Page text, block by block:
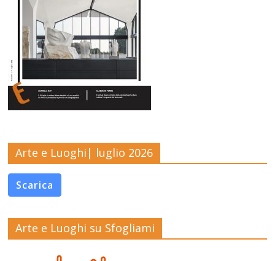
Arte e Luoghi| luglio 2026
Scarica
Arte e Luoghi su Sfogliami